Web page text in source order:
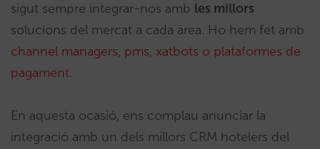
sigut sempre integrar-nos amb les millors
solucions del mercat a cada àrea. Ho hem fet amb
channel managers, pms, xatbots o plataformes de
pagament.
En aquesta ocasió, ens complau anunciar la
integració amb un dels millors CRM hotelers del